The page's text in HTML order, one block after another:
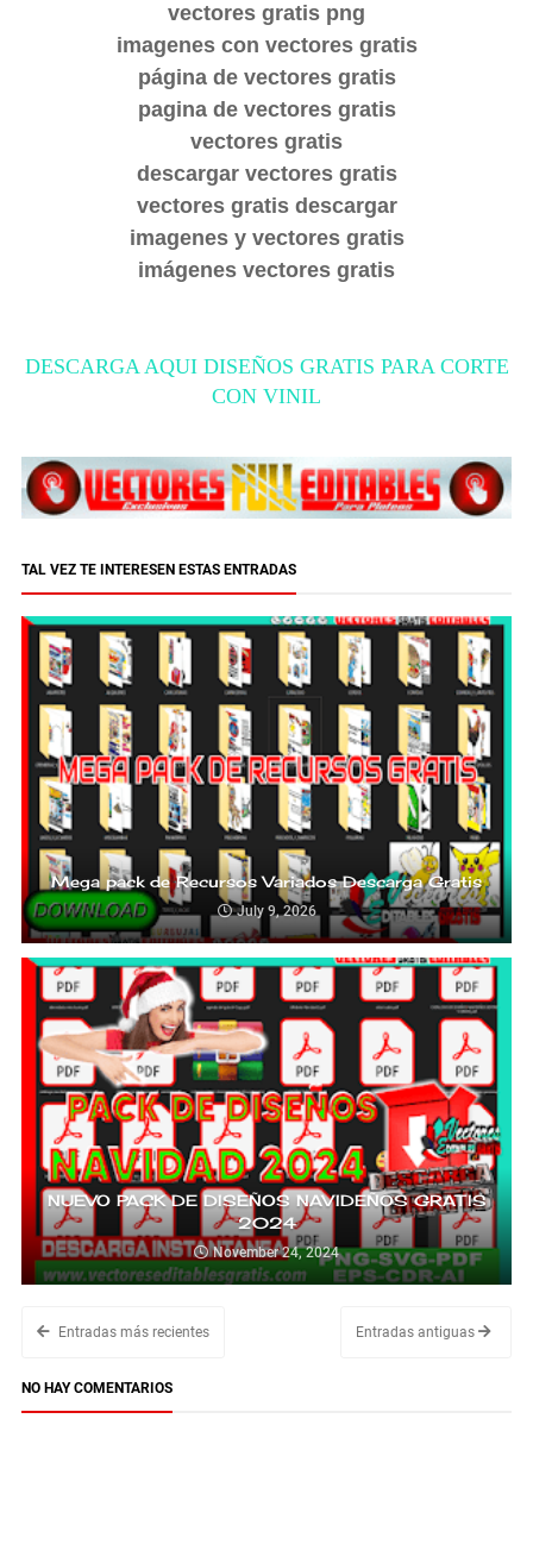
vectores gratis png
imagenes con vectores gratis
página de vectores gratis
pagina de vectores gratis
vectores gratis
descargar vectores gratis
vectores gratis descargar
imagenes y vectores gratis
imágenes vectores gratis
DESCARGA AQUI DISEÑOS GRATIS PARA CORTE
CON VINIL
TAL VEZ TE INTERESEN ESTAS ENTRADAS
Mega pack de Recursos Variados Descarga Gratis
July 9, 2026
NUEVO PACK DE DISEÑOS NAVIDEÑOS GRATIS
2024
November 24, 2024
Entradas más recientes Entradas antiguas
NO HAY COMENTARIOS